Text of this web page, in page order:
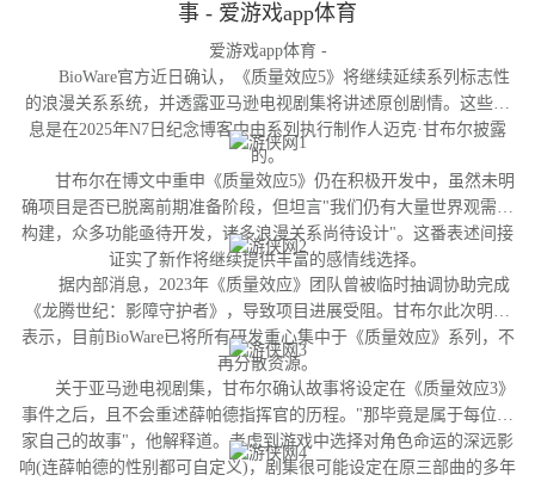
事 - 爱游戏app体育
爱游戏app体育 -
BioWare官方近日确认，《质量效应5》将继续延续系列标志性
的浪漫关系系统，并透露亚马逊电视剧集将讲述原创剧情。这些消
息是在2025年N7日纪念博客中由系列执行制作人迈克·甘布尔披露
的。
甘布尔在博文中重申《质量效应5》仍在积极开发中，虽然未明
确项目是否已脱离前期准备阶段，但坦言"我们仍有大量世界观需要
构建，众多功能亟待开发，诸多浪漫关系尚待设计"。这番表述间接
证实了新作将继续提供丰富的感情线选择。
据内部消息，2023年《质量效应》团队曾被临时抽调协助完成
《龙腾世纪：影障守护者》，导致项目进展受阻。甘布尔此次明确
表示，目前BioWare已将所有研发重心集中于《质量效应》系列，不
再分散资源。
关于亚马逊电视剧集，甘布尔确认故事将设定在《质量效应3》
事件之后，且不会重述薛帕德指挥官的历程。"那毕竟是属于每位玩
家自己的故事"，他解释道。考虑到游戏中选择对角色命运的深远影
响(连薛帕德的性别都可自定义)，剧集很可能设定在原三部曲的多年